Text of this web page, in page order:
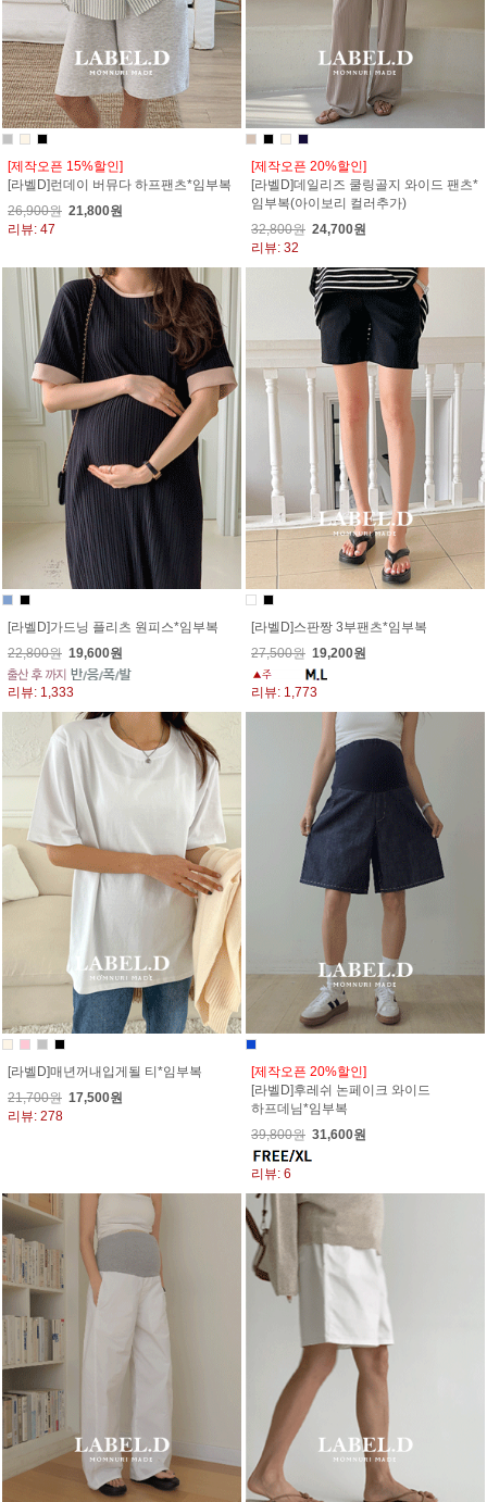
[제작오픈 15%할인]
[라벨D]런데이 버뮤다 하프팬츠*임부복
26,900원 21,800원
리뷰: 47
[제작오픈 20%할인]
[라벨D]데일리즈 쿨링골지 와이드 팬츠*
임부복(아이보리 컬러추가)
32,800원 24,700원
리뷰: 32
[라벨D]가드닝 플리츠 원피스*임부복
22,800원 19,600원
리뷰: 1,333
[라벨D]스판짱 3부팬츠*임부복
27,500원 19,200원
리뷰: 1,773
[라벨D]매년꺼내입게될 티*임부복
21,700원 17,500원
리뷰: 278
[제작오픈 20%할인]
[라벨D]후레쉬 논페이크 와이드
하프데님*임부복
39,800원 31,600원
리뷰: 6